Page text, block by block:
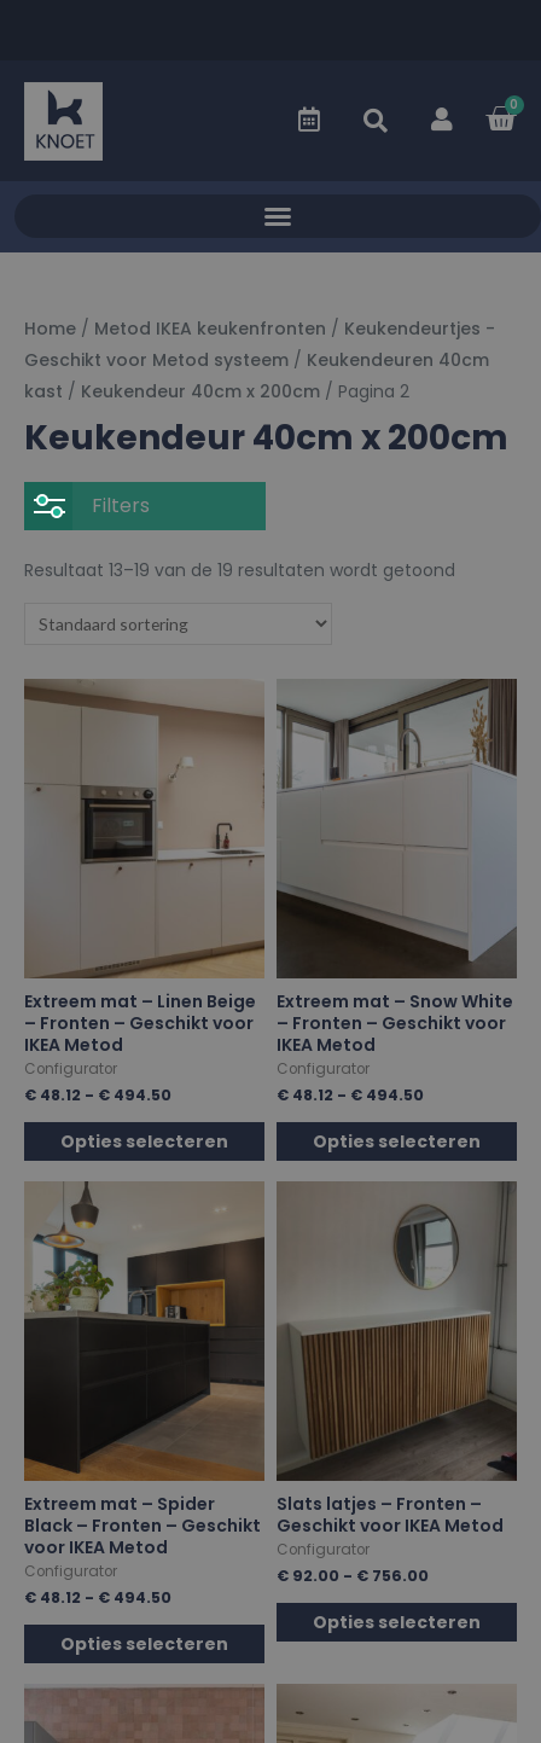
0
Home / Metod IKEA keukenfronten / Keukendeurtjes -
Geschikt voor Metod systeem / Keukendeuren 40cm
kast / Keukendeur 40cm x 200cm / Pagina 2
Keukendeur 40cm x 200cm
Filters
Resultaat 13–19 van de 19 resultaten wordt getoond
Extreem mat – Linen Beige
– Fronten – Geschikt voor
IKEA Metod
Configurator
€ 48.12 - € 494.50
Opties selecteren
Extreem mat – Snow White
– Fronten – Geschikt voor
IKEA Metod
Configurator
€ 48.12 - € 494.50
Opties selecteren
Extreem mat – Spider
Black – Fronten – Geschikt
voor IKEA Metod
Configurator
€ 48.12 - € 494.50
Opties selecteren
Slats latjes – Fronten –
Geschikt voor IKEA Metod
Configurator
€ 92.00 - € 756.00
Opties selecteren